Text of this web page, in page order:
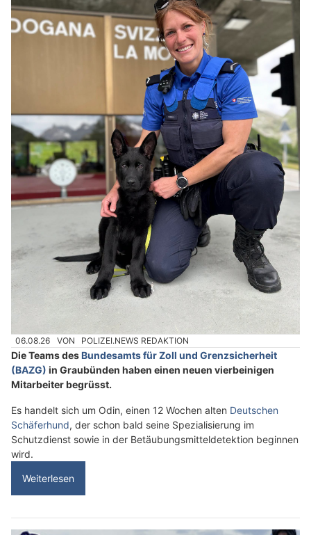
06.08.26 VON POLIZEI.NEWS REDAKTION
Die Teams desBundesamts für Zoll und Grenzsicherheit
(BAZG) in Graubünden haben einen neuen vierbeinigen
Mitarbeiter begrüsst.
Es handelt sich um Odin, einen 12 Wochen alten Deutschen
Schäferhund, der schon bald seine Spezialisierung im
Schutzdienst sowie in der Betäubungsmitteldetektion beginnen
wird.
Weiterlesen